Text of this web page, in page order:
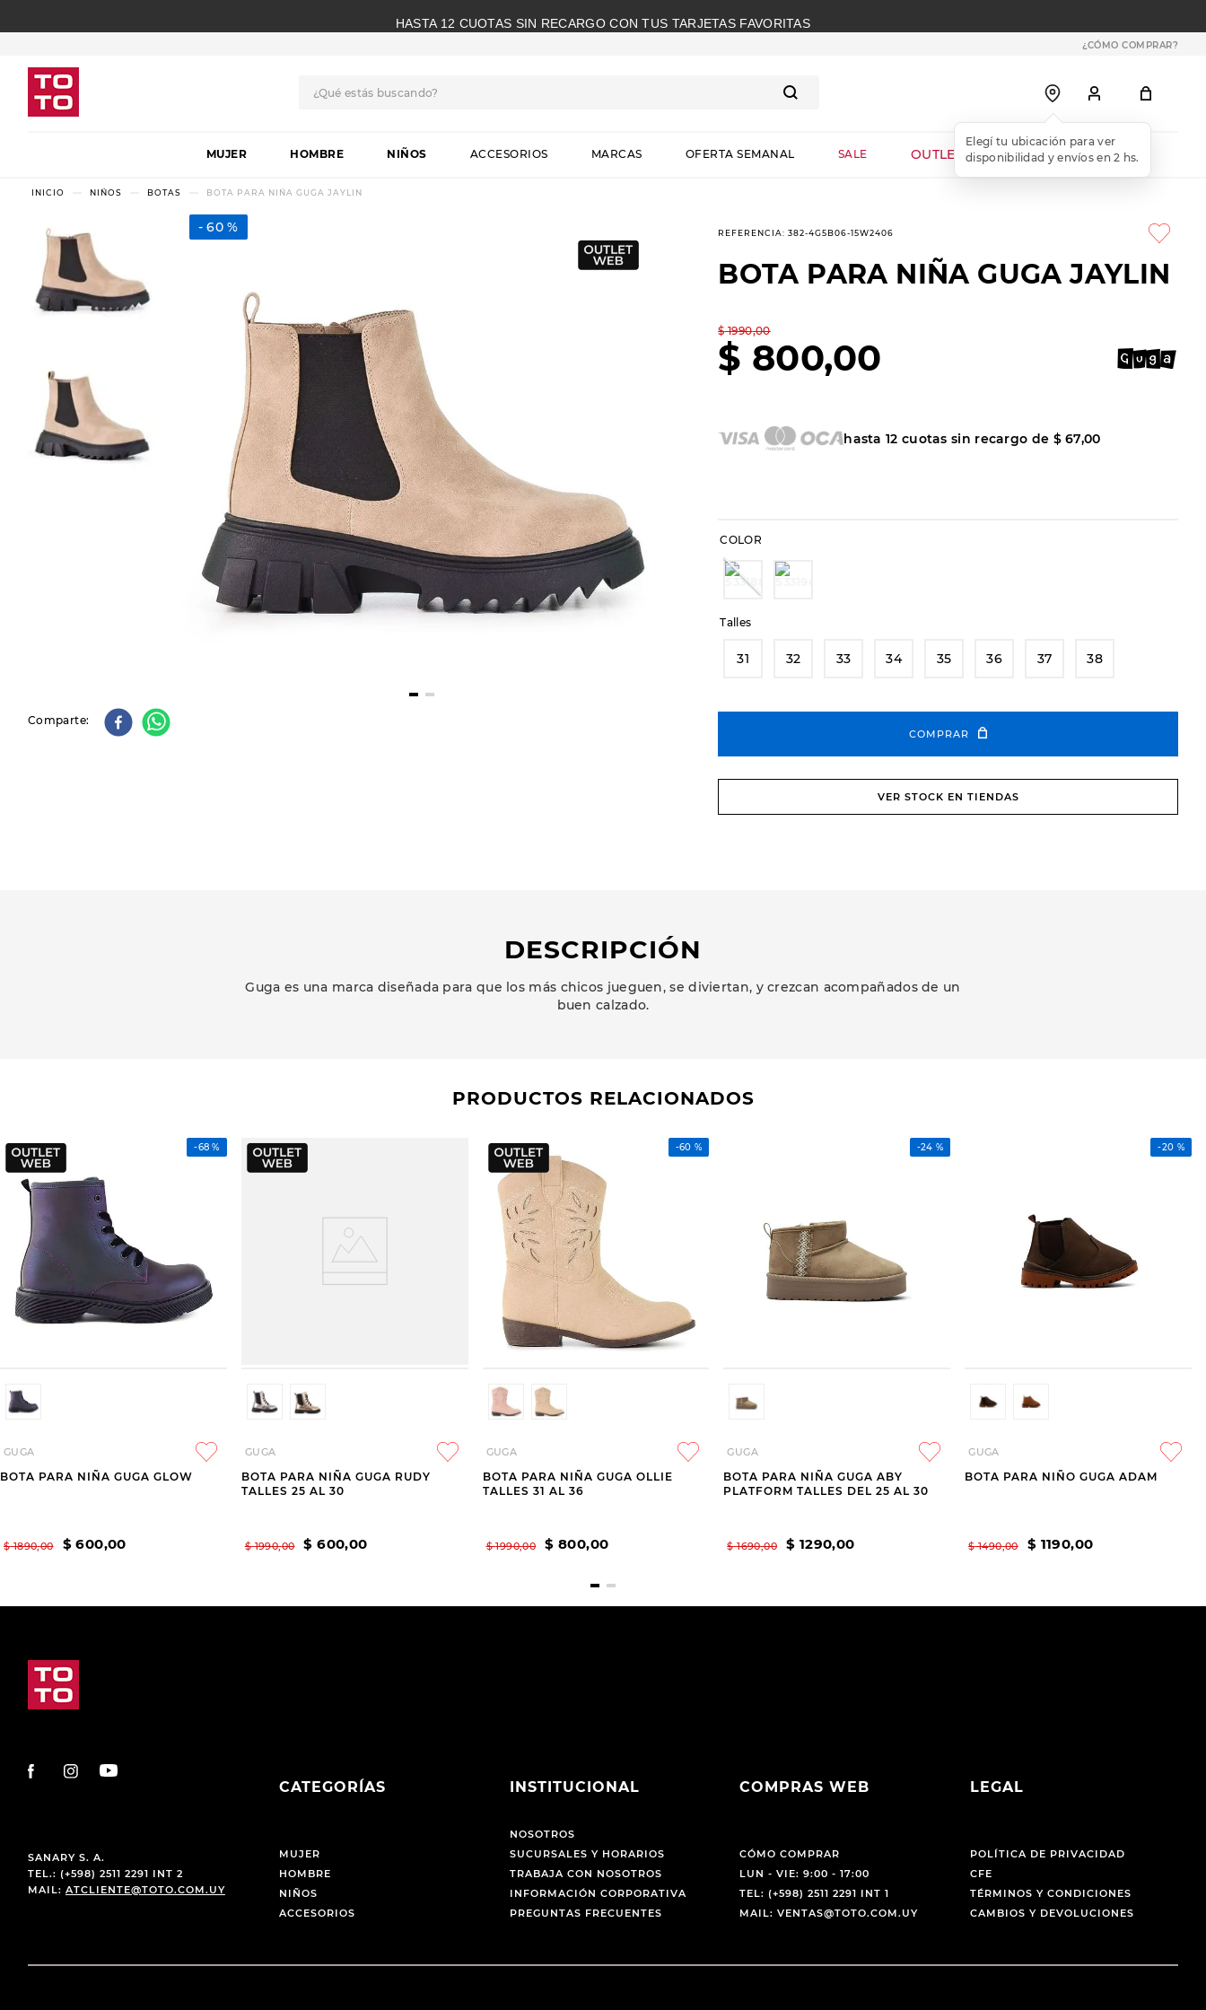
HASTA 12 CUOTAS SIN RECARGO CON TUS TARJETAS FAVORITAS
¿CÓMO COMPRAR?
MUJER HOMBRE NIÑOS ACCESORIOS MARCAS OFERTA SEMANAL SALE OUTLET WEB
NIÑOS BOTAS BOTA PARA NIÑA GUGA JAYLIN
60 %
Comparte
REFERENCIA:382-4G5B06-15W2406
BOTA PARA NIÑA GUGA JAYLIN
$ 1990,00
$ 800,00
hasta12 cuotas sin recargo de $ 67,00
COLOR
Talles
31 32 33 34 35 36 37 38
COMPRAR
VER STOCK EN TIENDAS
DESCRIPCIÓN
Guga es una marca diseñada para que los más chicos jueguen, se diviertan, y crezcan acompañados de un
buen calzado.
PRODUCTOS RELACIONADOS
-68 %
GUGA
BOTA PARA NIÑA GUGA GLOW
$ 1890,00 $ 600,00
GUGA
BOTA PARA NIÑA GUGA RUDY
TALLES 25 AL 30
$ 1990,00 $ 600,00
-60 %
GUGA
BOTA PARA NIÑA GUGA OLLIE
TALLES 31 AL 36
$ 1990,00 $ 800,00
-24 %
GUGA
BOTA PARA NIÑA GUGA ABY
PLATFORM TALLES DEL 25 AL 30
$ 1690,00 $ 1290,00
-20 %
GUGA
BOTA PARA NIÑO GUGA ADAM
$ 1490,00 $ 1190,00
SANARY S. A.
TEL.: (+598) 2511 2291 INT 2
MAIL: ATCLIENTE@TOTO.COM.UY
CATEGORÍAS
MUJER
HOMBRE
NIÑOS
ACCESORIOS
INSTITUCIONAL
NOSOTROS
SUCURSALES Y HORARIOS
TRABAJA CON NOSOTROS
INFORMACIÓN CORPORATIVA
PREGUNTAS FRECUENTES
COMPRAS WEB
CÓMO COMPRAR
LUN - VIE: 9:00 - 17:00
TEL: (+598) 2511 2291 INT 1
MAIL: VENTAS@TOTO.COM.UY
LEGAL
POLÍTICA DE PRIVACIDAD
CFE
TÉRMINOS Y CONDICIONES
CAMBIOS Y DEVOLUCIONES
1.
botas
2.
skechers
3.
.
sandalias
hitec
.
slip-ins
10
botas dama